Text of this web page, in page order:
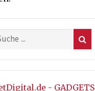
- GADGETS